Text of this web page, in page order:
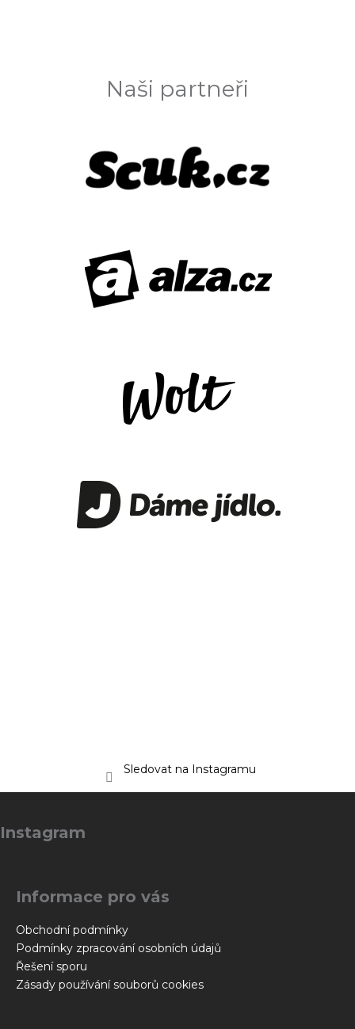
Naši partneři
Sledovat na Instagramu
á
p
Instagram
Informace pro vás
Obchodní podmínky
Podmínky zpracování osobních údajů
Řešení sporu
Zásady používání souborů cookies